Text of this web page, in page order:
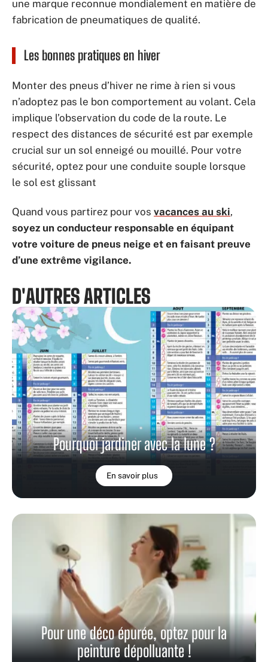
une marque reconnue mondialement en matière de
fabrication de pneumatiques de qualité.
Les bonnes pratiques en hiver
Monter des pneus d’hiver ne rime à rien si vous
n’adoptez pas le bon comportement au volant. Cela
implique l’observation du code de la route. Le
respect des distances de sécurité est par exemple
crucial sur un sol enneigé ou mouillé. Pour votre
sécurité, optez pour une conduite souple lorsque
le sol est glissant
Quand vous partirez pour vos vacances au ski,
soyez un conducteur responsable en équipant
votre voiture de pneus neige et en faisant preuve
d’une extrême vigilance.
D'AUTRES ARTICLES
Pourquoi jardiner avec la lune ?
En savoir plus
Pour une déco épurée, optez pour la
peinture dépolluante !